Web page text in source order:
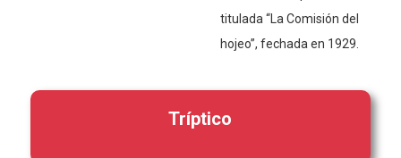
titulada “La Comisión del
hojeo”, fechada en 1929.
Tríptico